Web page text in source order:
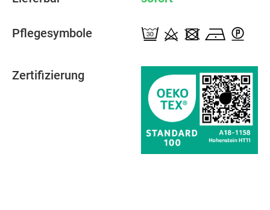
Pflegesymbole
Zertifizierung